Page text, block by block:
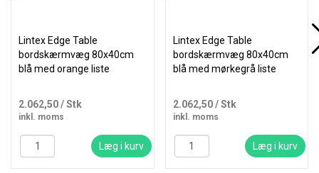
Lintex Edge Table
bordskærmvæg 80x40cm
blå med orange liste
2.062,50/ Stk
inkl. moms
Læg i kurv
Lintex Edge Table
bordskærmvæg 80x40cm
blå med mørkegrå liste
2.062,50/ Stk
inkl. moms
Læg i kurv